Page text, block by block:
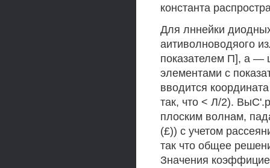
константа
Для лннейки
аитиволноводяого
показателем П], а —
элементами с
вводится
так, что < Л/2).
плоским волнам,
(£)) с учетом
так что общее
Значения